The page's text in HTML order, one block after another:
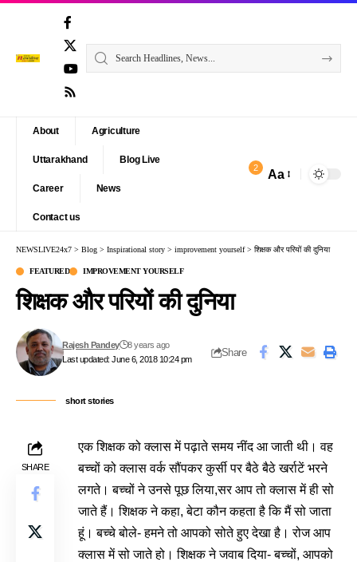
About Agriculture
Uttarakhand Blog Live
Career News
Contact us
2 Aa
NEWSLIVE24x7 > Blog > Inspirational story > improvement yourself> शिक्षक और परियों की दुनिया
FEATURED IMPROVEMENT YOURSELF
शिक्षक और परियों की दुनिया
Last updated: June 6, 2018 10:24 pm
Rajesh Pandey 8 years ago
Share
short stories
SHARE
एक शिक्षक को क्लास में पढ़ाते समय नींद आ जाती थी। वह
बच्चों को क्लास वर्क सौंपकर कुर्सी पर बैठे बैठे खर्राटें भरने
लगते। बच्चों ने उनसे पूछ लिया,सर आप तो क्लास में ही सो
जाते हैं। शिक्षक ने कहा, बेटा कौन कहता है कि मैं सो जाता
हूं। बच्चे बोले- हमने तो आपको सोते हुए देखा है। रोज आप
क्लास में सो जाते हो। शिक्षक ने जवाब दिया- बच्चों, आपको